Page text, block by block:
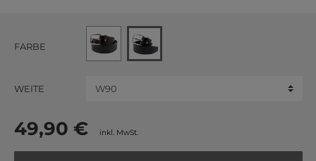
FARBE
WEITE
49,90 € inkl. MwSt.